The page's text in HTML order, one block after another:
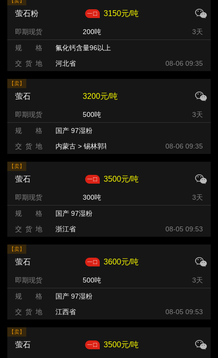
萤石粉 3150元/吨
即期现货 200吨 3天
规 格
氟化钙含量96以上
交 货 地
河北省 08-06 09:35
【卖】
萤石 3200元/吨
即期现货 500吨 3天
规 格
国产 97湿粉
交 货 地
内蒙古 > 锡林郭勒盟 > 08-06 09:35
【卖】
萤石 3500元/吨
即期现货 300吨 3天
规 格
国产 97湿粉
交 货 地
浙江省 08-05 09:53
【卖】
萤石 3600元/吨
即期现货 500吨 3天
规 格
国产 97湿粉
交 货 地
江西省 08-05 09:53
【卖】
萤石 3500元/吨